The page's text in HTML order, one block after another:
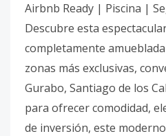
Airbnb Ready | Piscina |
Descubre esta
completamente
zonas más exclusivas,
Gurabo, Santiago de los
para ofrecer comodidad,
de inversión, este